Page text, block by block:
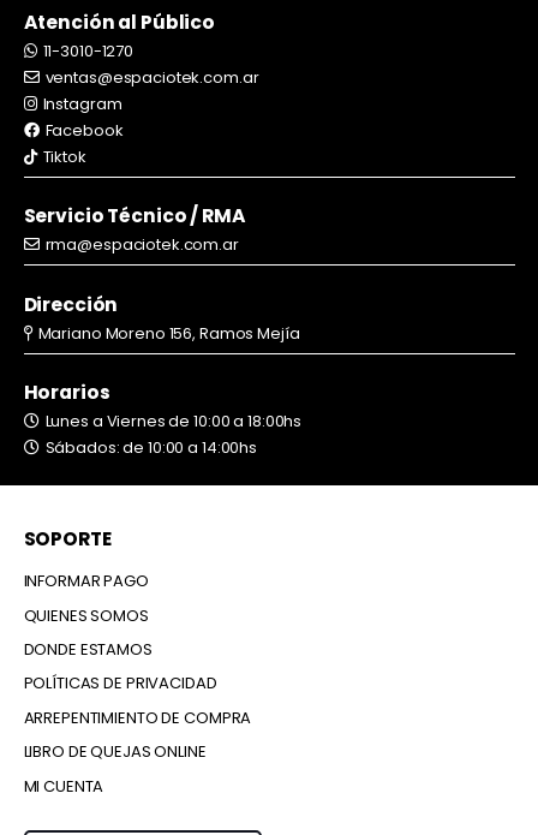
Atención al Público
11-3010-1270
ventas@espaciotek.com.ar
Instagram
Facebook
Tiktok
Servicio Técnico / RMA
rma@espaciotek.com.ar
Dirección
Mariano Moreno 156, Ramos Mejía
Horarios
Lunes a Viernes de 10:00 a 18:00hs
Sábados: de 10:00 a 14:00hs
SOPORTE
INFORMAR PAGO
QUIENES SOMOS
DONDE ESTAMOS
POLÍTICAS DE PRIVACIDAD
ARREPENTIMIENTO DE COMPRA
LIBRO DE QUEJAS ONLINE
MI CUENTA